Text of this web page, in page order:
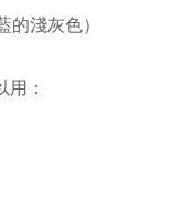
淺灰色）
：